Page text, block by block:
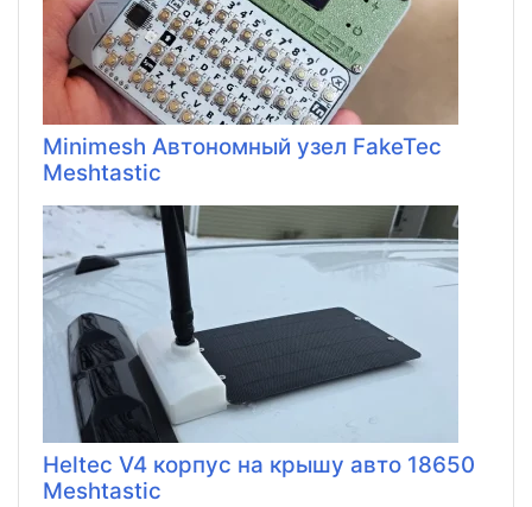
Minimesh Автономный узел FakeTec
Meshtastic
Heltec V4 корпус на крышу авто 18650
Meshtastic